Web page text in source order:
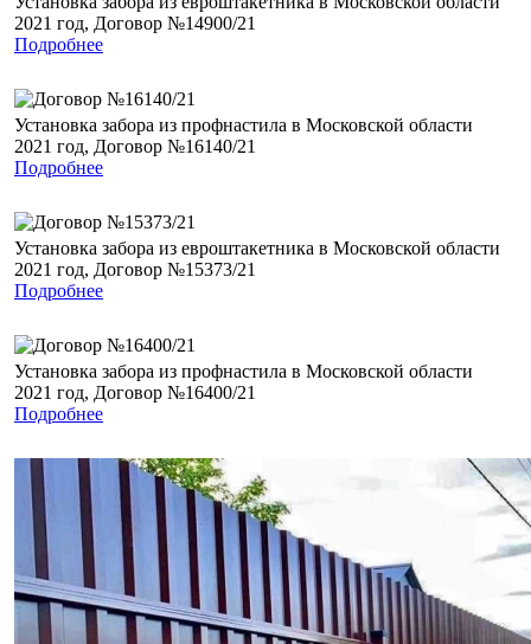
2021 год, Договор №14900/21
Подробнее
Установка забора из профнастила в Московской области
2021 год, Договор №16140/21
Подробнее
Установка забора из евроштакетника в Московской области
2021 год, Договор №15373/21
Подробнее
Установка забора из профнастила в Московской области
2021 год, Договор №16400/21
Подробнее